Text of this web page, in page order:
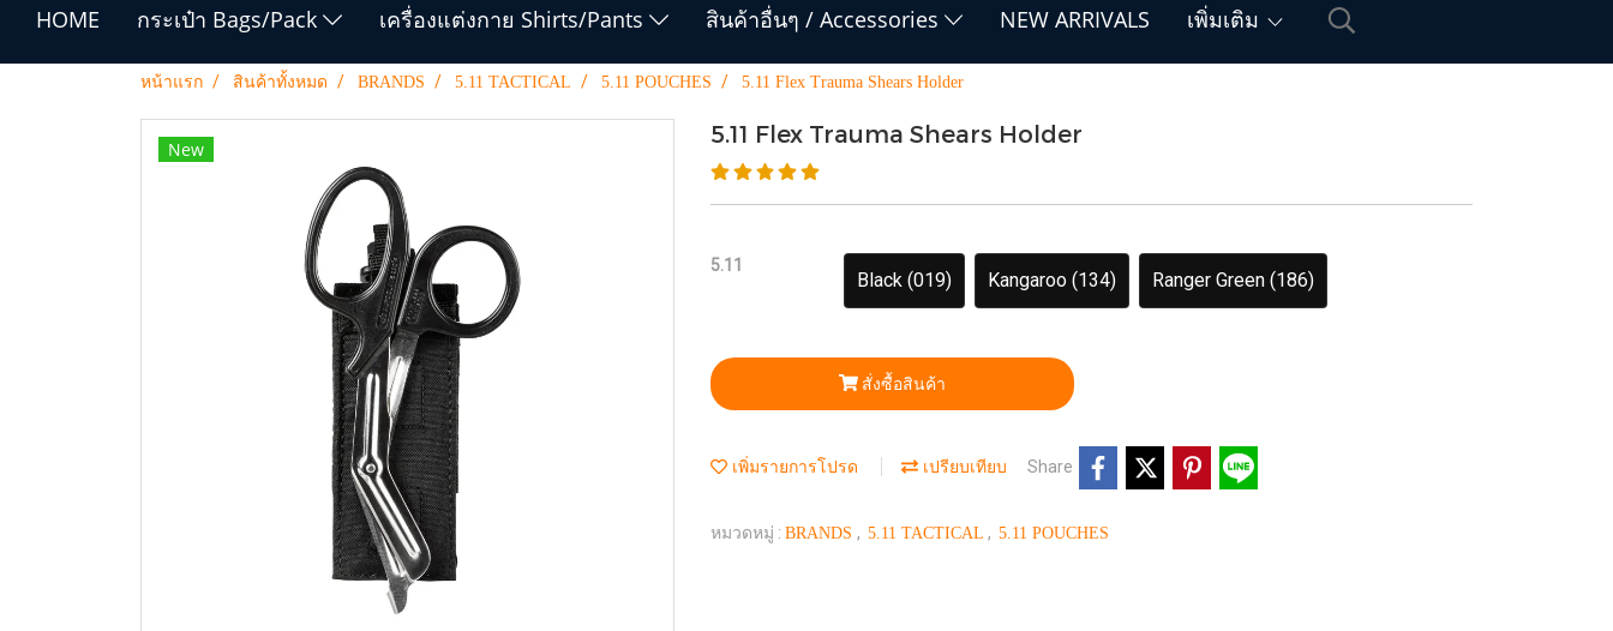
HOME กระเป๋า Bags/Pack เครื่องแต่งกาย Shirts/Pants สินค้าอื่นๆ / Accessories NEW ARRIVALS เพิ่มเติม
หน้าแรก สินค้าทั้งหมด BRANDS 5.11 TACTICAL 5.11 POUCHES 5.11 Flex Trauma Shears Holder
New
5.11 Flex Trauma Shears Holder
5.11
Black (019) Kangaroo (134) Ranger Green (186)
สั่งซื้อสินค้า
เพิ่มรายการโปรด เปรียบเทียบ Share
หมวดหมู่ : BRANDS , 5.11 TACTICAL , 5.11 POUCHES